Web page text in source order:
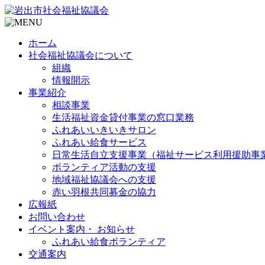
ホーム
社会福祉協議会について
組織
情報開示
事業紹介
相談事業
生活福祉資金貸付事業の窓口業務
ふれあいいきいきサロン
ふれあい給食サービス
日常生活自立支援事業（福祉サービス利用援助事
ボランティア活動の支援
地域福祉協議会への支援
赤い羽根共同募金の協力
広報紙
お問い合わせ
イベント案内・ お知らせ
ふれあい給食ボランティア
交通案内